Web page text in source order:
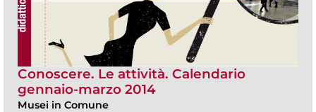
Conoscere. Le attività. Calendario
gennaio-marzo 2014
Musei in Comune